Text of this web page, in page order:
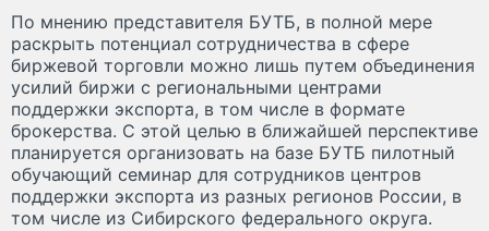
По мнению представителя БУТБ, в полной мере
раскрыть потенциал сотрудничества в сфере
биржевой торговли можно лишь путем объединения
усилий биржи с региональными центрами
поддержки экспорта, в том числе в формате
брокерства. С этой целью в ближайшей перспективе
планируется организовать на базе БУТБ пилотный
обучающий семинар для сотрудников центров
поддержки экспорта из разных регионов России, в
том числе из Сибирского федерального округа.